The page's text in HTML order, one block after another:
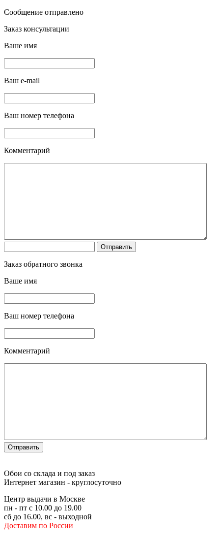
Сообщение отправлено
Заказ консультации
Ваше имя
Ваш e-mail
Ваш номер телефона
Комментарий
Заказ обратного звонка
Ваше имя
Ваш номер телефона
Комментарий
Обои со склада и под заказ
Интернет магазин - круглосуточно
Центр выдачи в Москве
пн - пт с 10.00 до 19.00
сб до 16.00, вс - выходной
Доставим по России